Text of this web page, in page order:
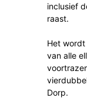
inclusief
raast.
Het wordt
van alle
Dorp.